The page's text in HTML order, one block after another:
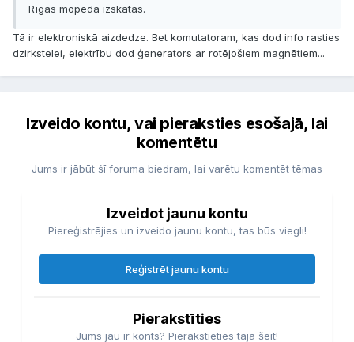
Rīgas mopēda izskatās.
Tā ir elektroniskā aizdedze. Bet komutatoram, kas dod info rasties
dzirkstelei, elektrību dod ģenerators ar rotējošiem magnētiem...
Izveido kontu, vai pieraksties esošajā, lai
komentētu
Jums ir jābūt šī foruma biedram, lai varētu komentēt tēmas
Izveidot jaunu kontu
Piereģistrējies un izveido jaunu kontu, tas būs viegli!
Reģistrēt jaunu kontu
Pierakstīties
Jums jau ir konts? Pierakstieties tajā šeit!